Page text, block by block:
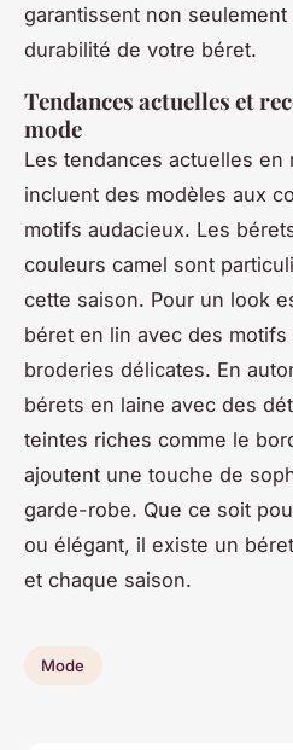
garantissent non
durabilité de votre béret.
Tendances actuelles et
mode
Les tendances actuelles en
incluent des modèles aux
motifs audacieux. Les
couleurs camel sont
cette saison. Pour un look
béret en lin avec des
broderies délicates. En
bérets en laine avec des
teintes riches comme le
ajoutent une touche de
garde-robe. Que ce soit
ou élégant, il existe un
et chaque saison.
Mode